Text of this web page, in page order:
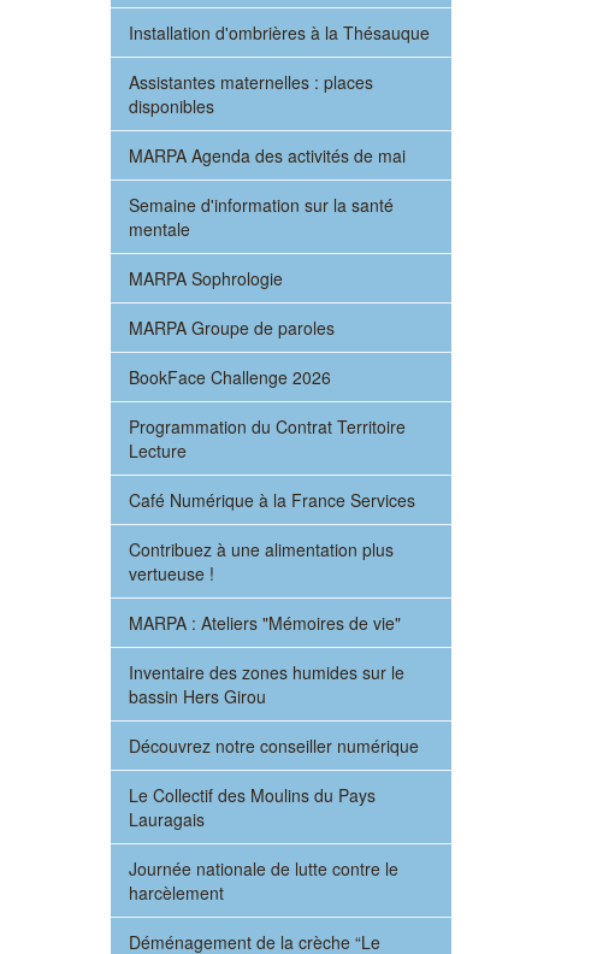
Installation d'ombrières à la Thésauque
Assistantes maternelles : places
disponibles
MARPA Agenda des activités de mai
Semaine d'information sur la santé
mentale
MARPA Sophrologie
MARPA Groupe de paroles
BookFace Challenge 2026
Programmation du Contrat Territoire
Lecture
Café Numérique à la France Services
Contribuez à une alimentation plus
vertueuse !
MARPA : Ateliers "Mémoires de vie"
Inventaire des zones humides sur le
bassin Hers Girou
Découvrez notre conseiller numérique
Le Collectif des Moulins du Pays
Lauragais
Journée nationale de lutte contre le
harcèlement
Déménagement de la crèche “Le